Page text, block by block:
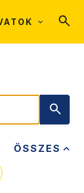
ÖSSZES